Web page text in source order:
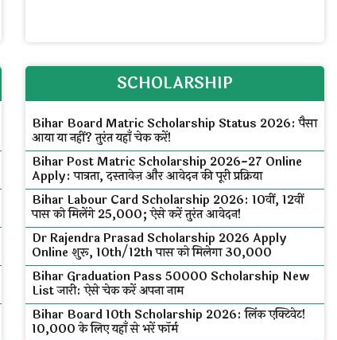
SCHOLARSHIP
Bihar Board Matric Scholarship Status 2026: पैसा
आया या नहीं? तुरंत यहाँ चेक करें!
Bihar Post Matric Scholarship 2026-27 Online
Apply: पात्रता, दस्तावेज़ और आवेदन की पूरी प्रक्रिया
Bihar Labour Card Scholarship 2026: 10वीं, 12वीं
पास को मिलेंगे ₹25,000; ऐसे करें तुरंत आवेदन!
Dr Rajendra Prasad Scholarship 2026 Apply
Online शुरू, 10th/12th पास को मिलेगा ₹30,000
Bihar Graduation Pass 50000 Scholarship New
List जारी: ऐसे चेक करें अपना नाम
Bihar Board 10th Scholarship 2026: लिंक एक्टिवेट!
₹10,000 के लिए यहाँ से भरें फॉर्म